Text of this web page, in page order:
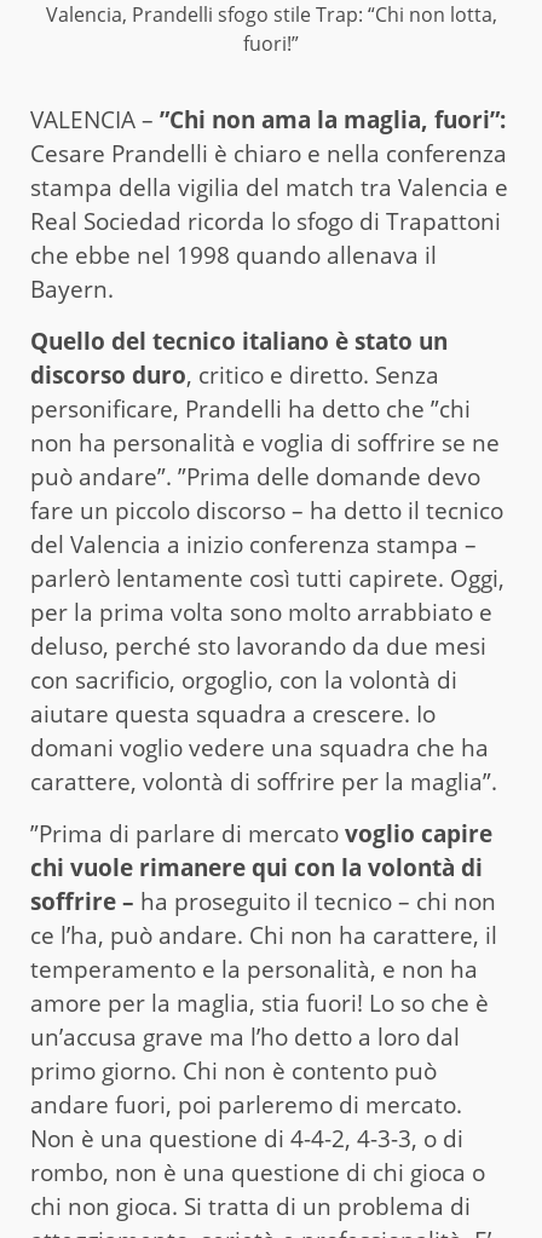
Valencia, Prandelli sfogo stile Trap: “Chi non lotta,
fuori!”
VALENCIA – ”Chi non ama la maglia, fuori”:
Cesare Prandelli è chiaro e nella conferenza
stampa della vigilia del match tra Valencia e
Real Sociedad ricorda lo sfogo di Trapattoni
che ebbe nel 1998 quando allenava il
Bayern.
Quello del tecnico italiano è stato un
discorso duro, critico e diretto. Senza
personificare, Prandelli ha detto che ”chi
non ha personalità e voglia di soffrire se ne
può andare”. ”Prima delle domande devo
fare un piccolo discorso – ha detto il tecnico
del Valencia a inizio conferenza stampa –
parlerò lentamente così tutti capirete. Oggi,
per la prima volta sono molto arrabbiato e
deluso, perché sto lavorando da due mesi
con sacrificio, orgoglio, con la volontà di
aiutare questa squadra a crescere. Io
domani voglio vedere una squadra che ha
carattere, volontà di soffrire per la maglia”.
”Prima di parlare di mercatovoglio capire
chi vuole rimanere qui con la volontà di
soffrire – ha proseguito il tecnico – chi non
ce l’ha, può andare. Chi non ha carattere, il
temperamento e la personalità, e non ha
amore per la maglia, stia fuori! Lo so che è
un’accusa grave ma l’ho detto a loro dal
primo giorno. Chi non è contento può
andare fuori, poi parleremo di mercato.
Non è una questione di 4-4-2, 4-3-3, o di
rombo, non è una questione di chi gioca o
chi non gioca. Si tratta di un problema di